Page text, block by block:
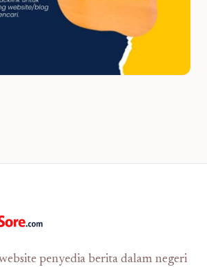
penyedia berita dalam negeri